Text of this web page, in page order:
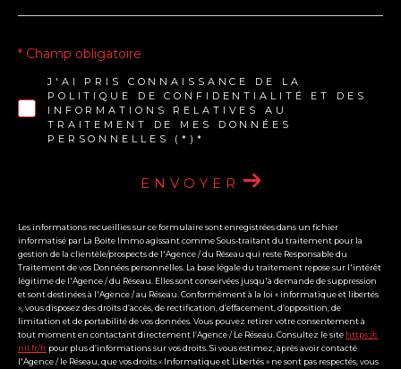
J'AI PRIS CONNAISSANCE DE LA
POLITIQUE DE CONFIDENTIALITÉ ET DES
INFORMATIONS RELATIVES AU
TRAITEMENT DE MES DONNÉES
PERSONNELLES (*)*
* Champ obligatoire
ENVOYER
Les informations recueillies sur ce formulaire sont enregistrées dans un fichier
informatisé par La Boite Immo agissant comme Sous-traitant du traitement pour la
gestion de la clientèle/prospects de l'Agence / du Réseau qui reste Responsable du
Traitement de vos Données personnelles. La base légale du traitement repose sur l'intérêt
légitime de l'Agence / du Réseau. Elles sont conservées jusqu'à demande de suppression
et sont destinées à l'Agence / au Réseau. Conformément à la loi « informatique et libertés
», vous disposez des droits d’accès, de rectification, d’effacement, d’opposition, de
limitation et de portabilité de vos données. Vous pouvez retirer votre consentement à
tout moment en contactant directement l’Agence / Le Réseau. Consultez le site https://c
nil.fr/fr pour plus d’informations sur vos droits. Si vous estimez, après avoir contacté
l'Agence / le Réseau, que vos droits « Informatique et Libertés » ne sont pas respectés, vous